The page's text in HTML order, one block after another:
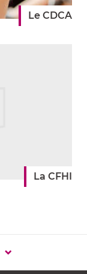
Le CDCA
La CFHI